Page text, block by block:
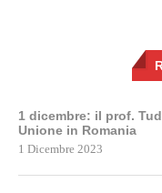
1 dicembre: il prof.
Unione in Romania
1 Dicembre 2023